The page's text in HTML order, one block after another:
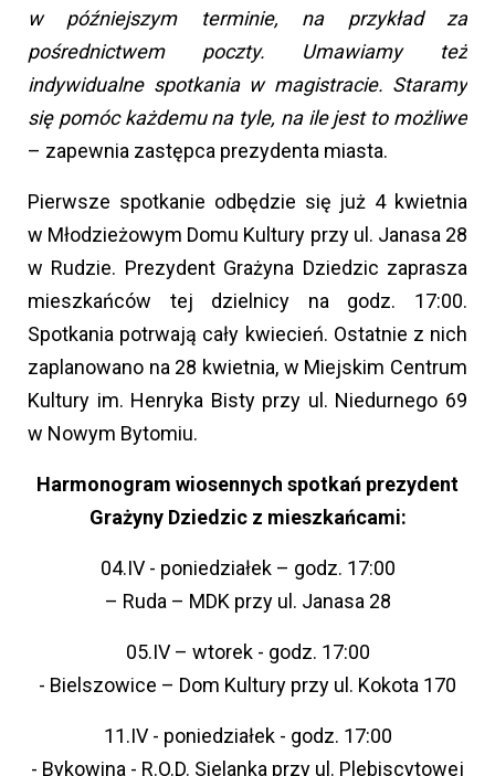
w późniejszym terminie, na przykład za
pośrednictwem poczty. Umawiamy też
indywidualne spotkania w magistracie. Staramy
się pomóc każdemu na tyle, na ile jest to możliwe
– zapewnia zastępca prezydenta miasta.
Pierwsze spotkanie odbędzie się już 4 kwietnia
w Młodzieżowym Domu Kultury przy ul. Janasa 28
w Rudzie. Prezydent Grażyna Dziedzic zaprasza
mieszkańców tej dzielnicy na godz. 17:00.
Spotkania potrwają cały kwiecień. Ostatnie z nich
zaplanowano na 28 kwietnia, w Miejskim Centrum
Kultury im. Henryka Bisty przy ul. Niedurnego 69
w Nowym Bytomiu.
Harmonogram wiosennych spotkań prezydent
Grażyny Dziedzic z mieszkańcami:
04.IV - poniedziałek – godz. 17:00
– Ruda – MDK przy ul. Janasa 28
05.IV – wtorek - godz. 17:00
- Bielszowice – Dom Kultury przy ul. Kokota 170
11.IV - poniedziałek - godz. 17:00
- Bykowina - R.O.D. Sielanka przy ul. Plebiscytowej